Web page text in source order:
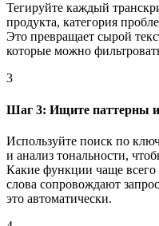
Тегируйте каждый
продукта, категория
Это превращает сырой
которые можно
3
Шаг 3: Ищите паттерны
Используйте поиск по
и анализ тональности,
Какие функции чаще
слова сопровождают
это автоматически.